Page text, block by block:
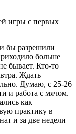
игры с первых
бы разрешили
больше
бывает. Кто-то
Ждать
Думаю, с 25-26
и работа с мячом.
как
практику в
и за две недели